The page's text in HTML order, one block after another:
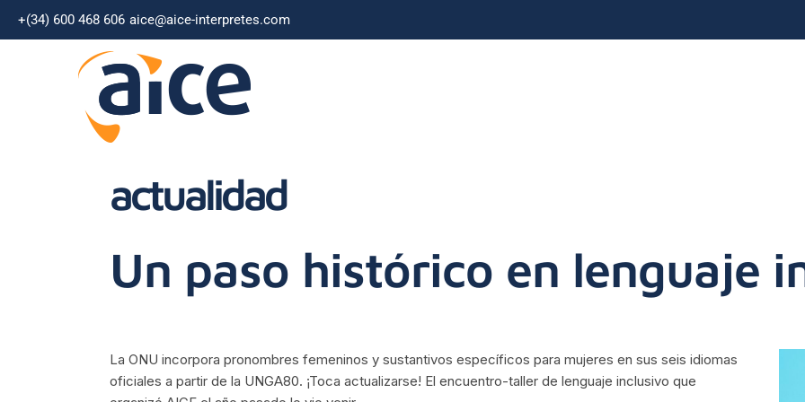
+(34) 600 468 606 aice@aice-interpretes.com
actualidad
Un paso histórico en lenguaje
La ONU incorpora pronombres femeninos y sustantivos específicos para mujeres en sus seis idiomas
oficiales a partir de la UNGA80. ¡Toca actualizarse! El encuentro-taller de lenguaje inclusivo que